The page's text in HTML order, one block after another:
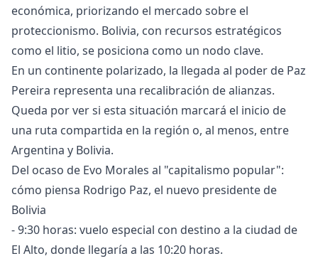
económica, priorizando el mercado sobre el
proteccionismo. Bolivia, con recursos estratégicos
como el litio, se posiciona como un nodo clave.
En un continente polarizado, la llegada al poder de Paz
Pereira representa una recalibración de alianzas.
Queda por ver si esta situación marcará el inicio de
una ruta compartida en la región o, al menos, entre
Argentina y Bolivia.
Del ocaso de Evo Morales al "capitalismo popular":
cómo piensa Rodrigo Paz, el nuevo presidente de
Bolivia
- 9:30 horas: vuelo especial con destino a la ciudad de
El Alto, donde llegaría a las 10:20 horas.